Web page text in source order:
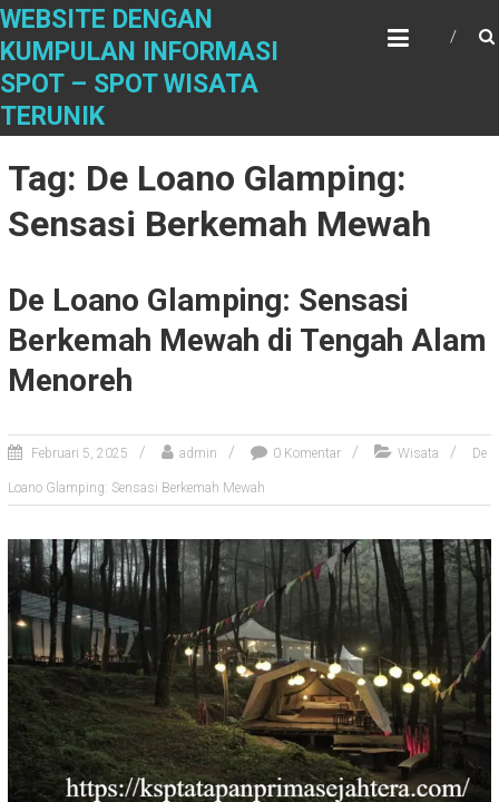
S
i
p
t
o
WEBSITE DENGAN
KUMPULAN INFORMASI
SPOT – SPOT WISATA
TERUNIK
Tag: De Loano Glamping:
Sensasi Berkemah Mewah
De Loano Glamping: Sensasi
Berkemah Mewah di Tengah Alam
Menoreh
Februari 5, 2025 admin 0 Komentar Wisata De
Loano Glamping: Sensasi Berkemah Mewah